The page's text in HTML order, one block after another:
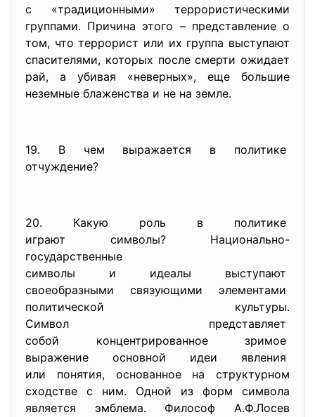
с «традиционными» террористическими
группами. Причина этого – представление о
том, что террорист или их группа выступают
спасителями, которых после смерти ожидает
рай, а убивая «неверных», еще большие
неземные блаженства и не на земле.
19. В чем выражается в политике
отчуждение?
20. Какую роль в политике
играют символы? Национально-
государственные
символы и идеалы выступают
своеобразными связующими элементами
политической культуры.
Символ представляет
собой концентрированное зримое
выражение основной идеи явления
или понятия, основанное на структурном
сходстве с ним. Одной из форм символа
является эмблема. Философ А.Ф.Лосев